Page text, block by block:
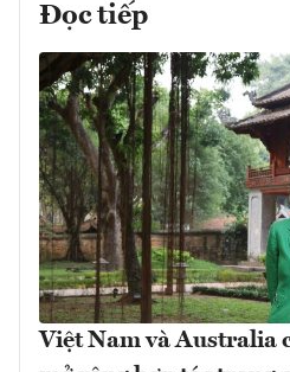
Đọc tiếp
Việt Nam và Australia